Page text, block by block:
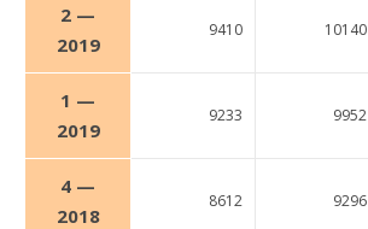
2 —
2019
9410 10140
1 —
2019
9233 9952
4 —
2018
8612 9296